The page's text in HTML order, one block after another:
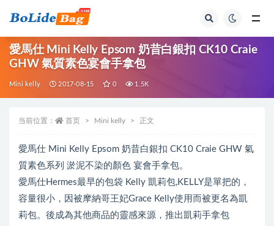
愛馬仕 Mini Kelly Epsom 奶昔白銀扣 CK10 Craie
GHW 氣質素色宴會手拿包
Mini kelly 2017-08-15 0 1.5K
当前位置： 首页 Mini kelly 正文
愛馬仕 Mini Kelly Epsom 奶昔白銀扣 CK10 Craie GHW 氣
質素色系列 淤泥不染的顏色 宴會手拿包。
愛馬仕Hermes最早的包袋 Kelly 凱莉包,KELLY是單把的，
容量很小，因被摩納哥王妃Grace Kelly使用而被更名為凱
莉包。後成為其他商品的靈感來源，推出凱莉手拿包